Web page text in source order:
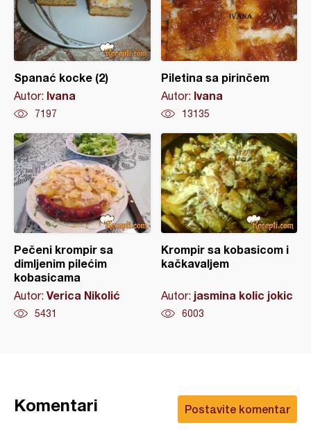
Spanać kocke (2)
Autor: Ivana
7197
Piletina sa pirinčem
Autor: Ivana
13135
Pečeni krompir sa
dimljenim pilećim
kobasicama
Autor: Verica Nikolić
5431
Krompir sa kobasicom i
kačkavaljem
Autor: jasmina kolic jokic
6003
Postavite komentar
Komentari